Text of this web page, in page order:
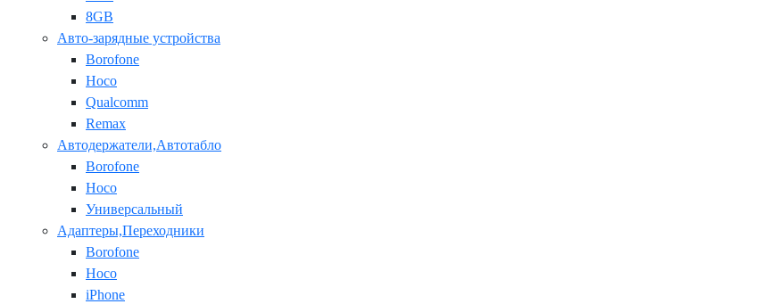
8GB
Авто-зарядные устройства
Borofone
Hoco
Qualcomm
Remax
Автодержатели,Автотабло
Borofone
Hoco
Универсальный
Адаптеры,Переходники
Borofone
Hoco
iPhone